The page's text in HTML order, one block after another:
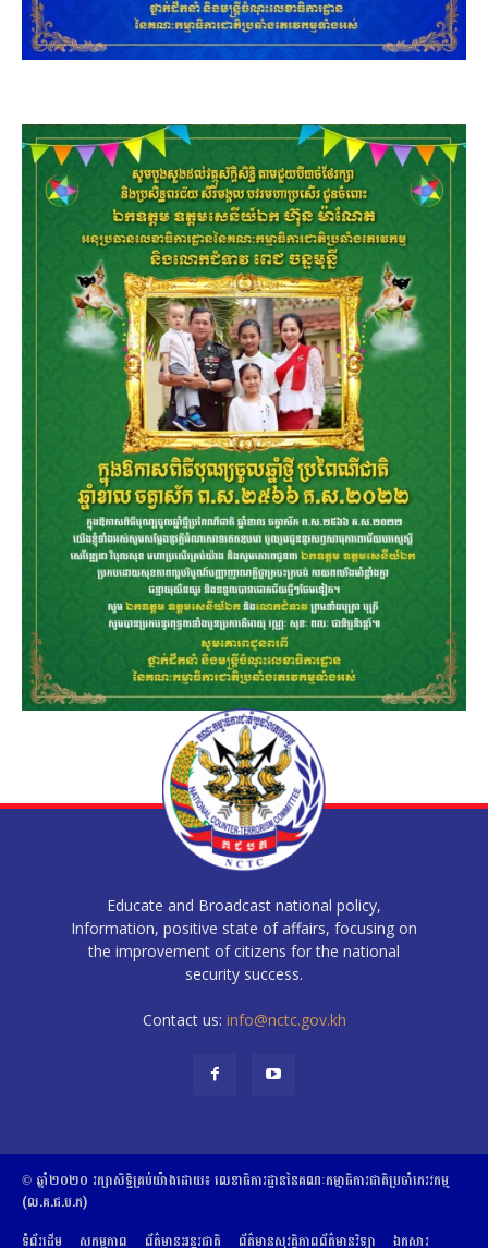
Educate and Broadcast national policy,
Information, positive state of affairs, focusing on
the improvement of citizens for the national
security success.
Contact us: info@nctc.gov.kh
© ឆ្នាំ២០២០​ ​រក្សាសិទ្ធិ​គ្រប់យ៉ាង​ដោយ​៖​ ​លេខាធិការដ្ឋាននៃគណៈកម្មាធិការជាតិប្រចាំភេរវកម្ម
(ល.គ.ជ.ប.ភ)
ទំព័រដើម
សកម្មភាព ព័ត៌មានអន្តរជាតិ ព័ត៌មានសុវត្ថិភាពព័ត៌មានវិទ្យា ឯកសារ